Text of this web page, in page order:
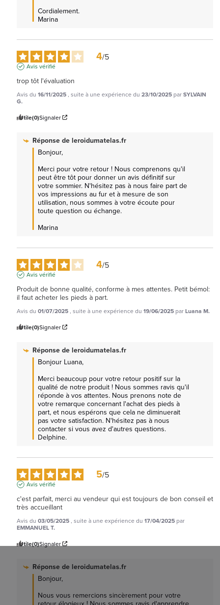
Cordialement.
Marina
4/5
Avis vérifié
trop tôt l'évaluation
Avis du 16/11/2025, suite à une expérience du 23/10/2025 parSYLVAIN
G.
Utile(0)Signaler
Réponse deleroidumatelas.fr
Bonjour,
Merci pour votre retour ! Nous comprenons qu'il
peut être tôt pour donner un avis définitif sur
votre sommier. N'hésitez pas à nous faire part de
vos impressions au fur et à mesure de son
utilisation, nous sommes à votre écoute pour
toute question ou échange.
Marina
4/5
Avis vérifié
Produit de bonne qualité, conforme à mes attentes. Petit bémol:
il faut acheter les pieds à part.
Avis du 01/07/2025, suite à une expérience du 19/06/2025 parLuana M.
Utile(0)Signaler
Réponse deleroidumatelas.fr
Bonjour Luana,
Merci beaucoup pour votre retour positif sur la
qualité de notre produit ! Nous sommes ravis qu'il
réponde à vos attentes. Nous prenons note de
votre remarque concernant l'achat des pieds à
part, et nous espérons que cela ne diminuerait
pas votre satisfaction. N'hésitez pas à nous
contacter si vous avez d'autres questions.
Delphine.
5/5
Avis vérifié
c'est parfait, merci au vendeur qui est toujours de bon conseil et
très accueillant
Avis du 03/05/2025, suite à une expérience du 17/04/2025 par
EMMANUEL T.
Utile(0)Signaler
Réponse de leroidumatelas.fr
Bonjour,
Nous vous remercions sincèrement pour votre